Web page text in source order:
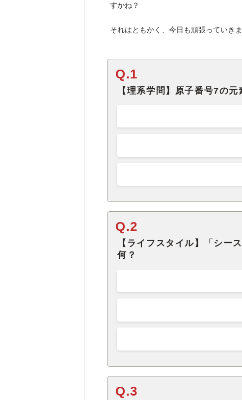
すかね？
それはともかく、今日も頑張っていきま
Q.1
【理系学問】原子番号7の元
Q.2
【ライフスタイル】「シー
何？
Q.3